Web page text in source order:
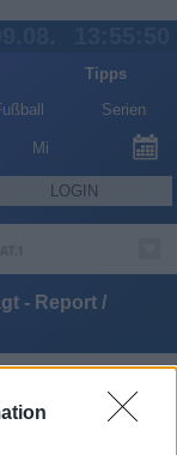
Tipps
Serien
Mi
LOGIN
- Report /